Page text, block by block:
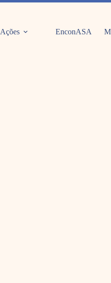
Ações EnconASA